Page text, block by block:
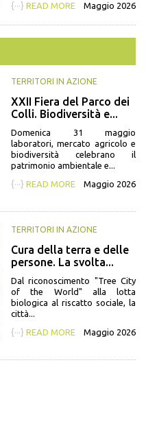
{···} READ MORE Maggio 2026
TERRITORI IN AZIONE
XXII Fiera del Parco dei
Colli. Biodiversità e...
Domenica 31 maggio
laboratori, mercato agricolo e
biodiversità celebrano il
patrimonio ambientale e...
{···} READ MORE Maggio 2026
TERRITORI IN AZIONE
Cura della terra e delle
persone. La svolta...
Dal riconoscimento "Tree City
of the World" alla lotta
biologica al riscatto sociale, la
città...
{···} READ MORE Maggio 2026